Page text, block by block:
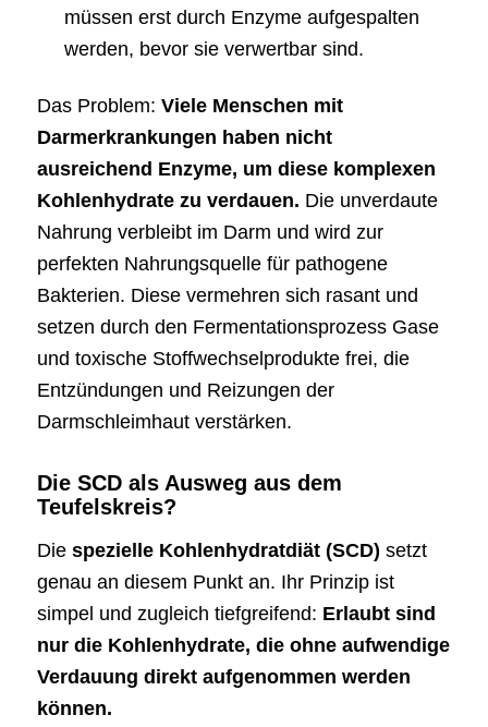
müssen erst durch Enzyme aufgespalten
werden, bevor sie verwertbar sind.
Das Problem: Viele Menschen mit
Darmerkrankungen haben nicht
ausreichend Enzyme, um diese komplexen
Kohlenhydrate zu verdauen. Die unverdaute
Nahrung verbleibt im Darm und wird zur
perfekten Nahrungsquelle für pathogene
Bakterien. Diese vermehren sich rasant und
setzen durch den Fermentationsprozess Gase
und toxische Stoffwechselprodukte frei, die
Entzündungen und Reizungen der
Darmschleimhaut verstärken.
Die SCD als Ausweg aus dem
Teufelskreis?
Die spezielle Kohlenhydratdiät (SCD) setzt
genau an diesem Punkt an. Ihr Prinzip ist
simpel und zugleich tiefgreifend: Erlaubt sind
nur die Kohlenhydrate, die ohne aufwendige
Verdauung direkt aufgenommen werden
können.